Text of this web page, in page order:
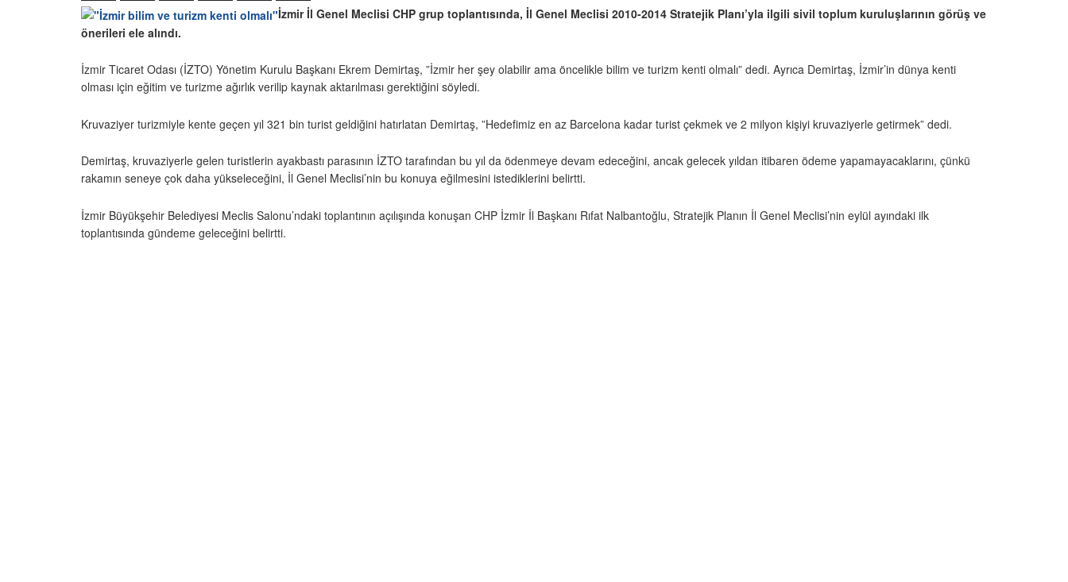
İzmir İl Genel Meclisi CHP grup toplantısında, İl Genel Meclisi 2010-2014 Stratejik Planı’yla ilgili sivil toplum kuruluşlarının görüş ve
önerileri ele alındı.
İzmir Ticaret Odası (İZTO) Yönetim Kurulu Başkanı Ekrem Demirtaş, ”İzmir her şey olabilir ama öncelikle bilim ve turizm kenti olmalı” dedi. Ayrıca Demirtaş, İzmir’in dünya kenti
olması için eğitim ve turizme ağırlık verilip kaynak aktarılması gerektiğini söyledi.
Kruvaziyer turizmiyle kente geçen yıl 321 bin turist geldiğini hatırlatan Demirtaş, ”Hedefimiz en az Barcelona kadar turist çekmek ve 2 milyon kişiyi kruvaziyerle getirmek” dedi.
Demirtaş, kruvaziyerle gelen turistlerin ayakbastı parasının İZTO tarafından bu yıl da ödenmeye devam edeceğini, ancak gelecek yıldan itibaren ödeme yapamayacaklarını, çünkü
rakamın seneye çok daha yükseleceğini, İl Genel Meclisi’nin bu konuya eğilmesini istediklerini belirtti.
İzmir Büyükşehir Belediyesi Meclis Salonu’ndaki toplantının açılışında konuşan CHP İzmir İl Başkanı Rıfat Nalbantoğlu, Stratejik Planın İl Genel Meclisi’nin eylül ayındaki ilk
toplantısında gündeme geleceğini belirtti.